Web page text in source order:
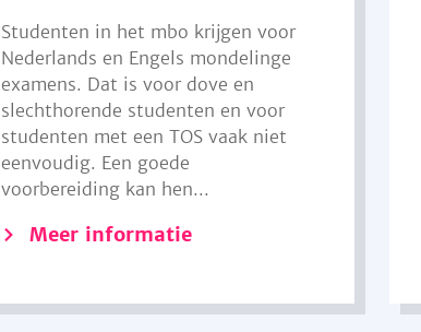
Studenten in het mbo krijgen voor
Nederlands en Engels mondelinge
examens. Dat is voor dove en
slechthorende studenten en voor
studenten met een TOS vaak niet
eenvoudig. Een goede
voorbereiding kan hen...
Meer informatie